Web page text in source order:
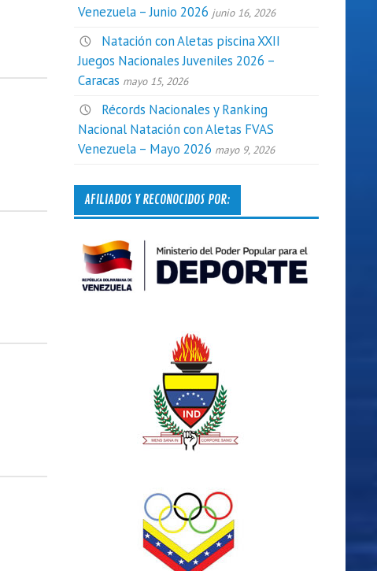
Venezuela – Junio 2026 junio 16, 2026
Natación con Aletas piscina XXII
Juegos Nacionales Juveniles 2026 –
Caracas mayo 15, 2026
Récords Nacionales y Ranking
Nacional Natación con Aletas FVAS
Venezuela – Mayo 2026 mayo 9, 2026
AFILIADOS Y RECONOCIDOS POR: